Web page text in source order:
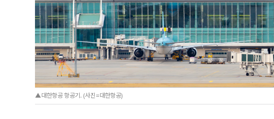
▲대한항공 항공기. (사진=대한항공)